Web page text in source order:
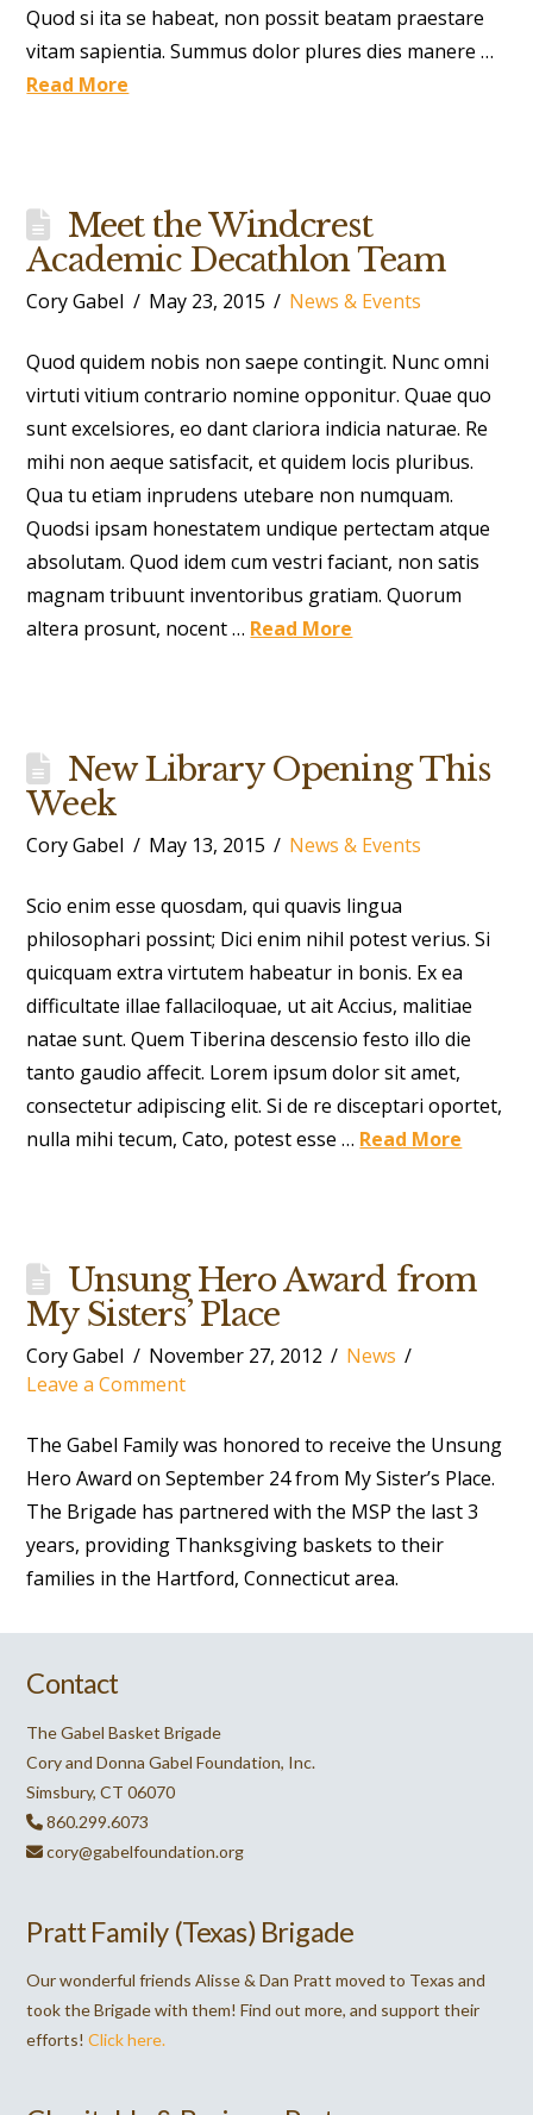
Quod si ita se habeat, non possit beatam praestare
vitam sapientia. Summus dolor plures dies manere …
Read More
Meet the Windcrest
Academic Decathlon Team
Cory Gabel May 23, 2015 News & Events
Quod quidem nobis non saepe contingit. Nunc omni
virtuti vitium contrario nomine opponitur. Quae quo
sunt excelsiores, eo dant clariora indicia naturae. Re
mihi non aeque satisfacit, et quidem locis pluribus.
Qua tu etiam inprudens utebare non numquam.
Quodsi ipsam honestatem undique pertectam atque
absolutam. Quod idem cum vestri faciant, non satis
magnam tribuunt inventoribus gratiam. Quorum
altera prosunt, nocent … Read More
New Library Opening This
Week
Cory Gabel May 13, 2015 News & Events
Scio enim esse quosdam, qui quavis lingua
philosophari possint; Dici enim nihil potest verius. Si
quicquam extra virtutem habeatur in bonis. Ex ea
difficultate illae fallaciloquae, ut ait Accius, malitiae
natae sunt. Quem Tiberina descensio festo illo die
tanto gaudio affecit. Lorem ipsum dolor sit amet,
consectetur adipiscing elit. Si de re disceptari oportet,
nulla mihi tecum, Cato, potest esse … Read More
Unsung Hero Award from
My Sisters’ Place
Cory Gabel November 27, 2012
News
Leave a Comment
The Gabel Family was honored to receive the Unsung
Hero Award on September 24 from My Sister’s Place.
The Brigade has partnered with the MSP the last 3
years, providing Thanksgiving baskets to their
families in the Hartford, Connecticut area.
Contact
The Gabel Basket Brigade
Cory and Donna Gabel Foundation, Inc.
Simsbury, CT 06070
860.299.6073
cory@gabelfoundation.org
Pratt Family (Texas) Brigade
Our wonderful friends Alisse & Dan Pratt moved to Texas and
took the Brigade with them! Find out more, and support their
efforts!Click here.